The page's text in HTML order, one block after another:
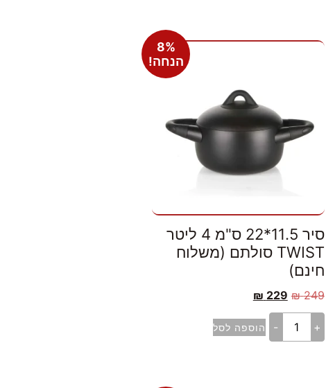
8%
הנחה!
סיר 11.5*22 ס"מ 4 ליטר
TWIST סולתם (משלוח
חינם)
249
₪
229
₪
+
- הוספה לסל